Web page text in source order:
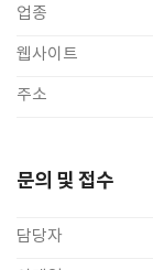
업종
웹사이트
주소
문의 및 접수
담당자